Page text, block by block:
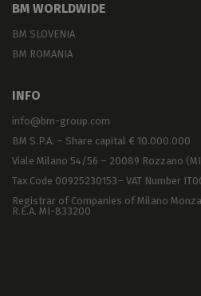
BM WORLDWIDE
BM SLOVENIA
BM ROMANIA
INFO
info@bm-group.com
BM S.P.A. – Share capital € 10.000.000
Viale Milano 54/56 – 20089 Rozzano
Tax Code 00925230153– VAT Number
Registrar of Companies of Milano
R.E.A. MI-833200